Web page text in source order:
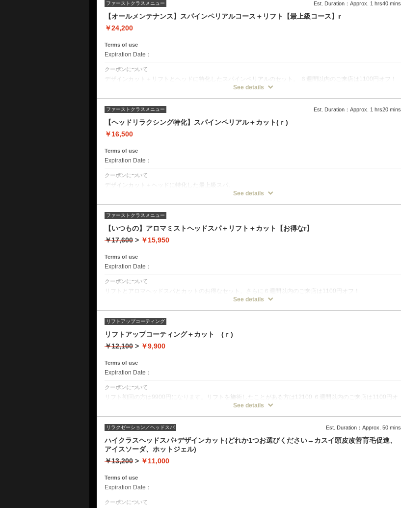
クーポン詳細
デザインカット
ミストクレンジング
音波振動マッサージ
オープンミストブラビングスパ
頭皮洗浄
リフトアップコーティング
ヘッド&ショルダーマッサージ
ファーストクラスメニュー Est. Duration：Approx. 1 hrs40 mins
【オールメンテナンス】スパインペリアルコース＋リフト【最上級コース】r
￥24,200
Terms of use
Expiration Date：
クーポンについて
デザインカット＋リフトとヘッドに特化したスパインペリアルのセット。 ６週間以内のご来店は1100円オフ！
クーポンに含まれる詳細 デザインカット フルフラットフットマッサージ ミストクレンジング 音波振動マッサー
ャー 頭皮トリートメント ヘッドショルダーマッサージ エレクトロポレーション リフトアップコーティング
See details
ファーストクラスメニュー Est. Duration：Approx. 1 hrs20 mins
【ヘッドリラクシング特化】スパインペリアル＋カット(ｒ)
￥16,500
Terms of use
Expiration Date：
クーポンについて
デザインカット＋ヘッドに特化した最上級スパ。
フルフラットシャンプー台で頭と同時に機械によるフットマッサージを致します。
クーポン詳細
デザインカット
フルフラットフットマッサージ
ミストクレンジング
音波振動マッサージ
オープンミストブラビングスパ
頭皮洗浄
フィンガープレッシャー
頭皮トリートメント
ヘッドショルダーマッサージ
See details
ファーストクラスメニュー
【いつもの】アロマミストヘッドスパ＋リフト＋カット【お得なr】
￥17,600 > ￥15,950
Terms of use
Expiration Date：
クーポンについて
リフトとアロマヘッドスパとカットのお得なセット。さらに６週間以内のご来店は1100円オフ！
デザインカット
ミストクレンジング
音波振動マッサージ
オープンミストブラビングスパ
皮脂揉みだしシャンプー
頭皮洗浄
リフトアップコーティング
See details
リフトアップコーティング
リフトアップコーティング＋カット (ｒ)
￥12,100 > ￥9,900
Terms of use
Expiration Date：
クーポンについて
リフト初回の方は9900円になります。リフトを施術したことがある方は12100 ６週間以内のご来店は1100円オ
フ 独自配合のトリートメントコーティングで髪を傷めずトップの髪を立ち上げます。髪が細い方、ねこっけの
ィングがはがれずらくなります。
See details
リラクゼーション／ヘッドスパ Est. Duration：Approx. 50 mins
ハイクラスヘッドスパ+デザインカット(どれか1つお選びください→カスイ頭皮改善育毛促進、
アイスソーダ、ホットジェル)
￥13,200 > ￥11,000
Terms of use
Expiration Date：
クーポンについて